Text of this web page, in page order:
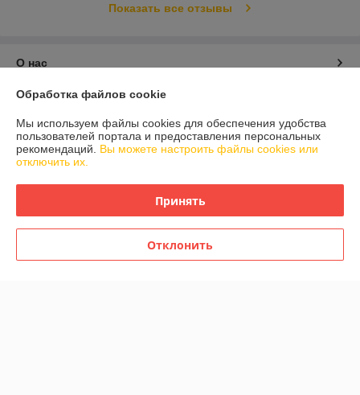
Показать все отзывы
О нас
Контакты
Доставка и оплата
Полная версия сайта
Политика обработки cookies
Обработка файлов cookie
Мы используем файлы cookies для обеспечения удобства
пользователей портала и предоставления персональных
рекомендаций. Вы можете настроить файлы cookies или
отключить их.
Принять
Отклонить